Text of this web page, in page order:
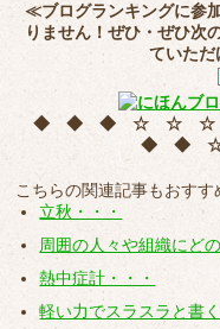
≪ブログランキングに参
りません！ぜひ・ぜひ次
ていた
◆ ◆ ◆ ☆ ☆
◆ ◆
こちらの関連記事もおすす
立秋・・・
周囲の人々や組織にど
熱中症計・・・
軽い力でスラスラと書